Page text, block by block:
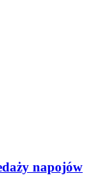
napojów